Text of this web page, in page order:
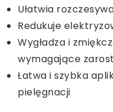
Ułatwia
Redukuje
Wygładza i
wymagające
Łatwa i szybka
pielęgnacji